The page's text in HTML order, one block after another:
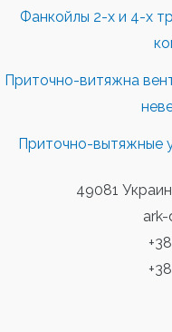
Фанкойлы 2-х и 4-х
Приточно-витяжна
Приточно-вытяжные
49081
ark-